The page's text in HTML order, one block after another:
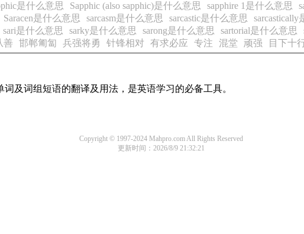
是什么意思 Sapphic (also sapphic)是什么意思 sapphire 1是什么意思
Saracen是什么意思 sarcasm是什么意思 sarcastic是什么意思 sarcastically
sari是什么意思 sarky是什么意思 sarong是什么意思 sartorial是什么意思
善 邯郸匍匐 兵强将勇 针锋相对 有求必应 专注 混堂 顽强 目下十
及词组短语的翻译及用法，是英语学习的必备工具。
Copyright © 1997-2024 Mahpro.com All Rights Reserved
更新时间：2026/8/9 21:32:21